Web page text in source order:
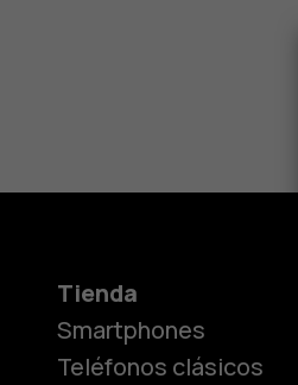
Tienda
Smartphones
Teléfonos clásicos